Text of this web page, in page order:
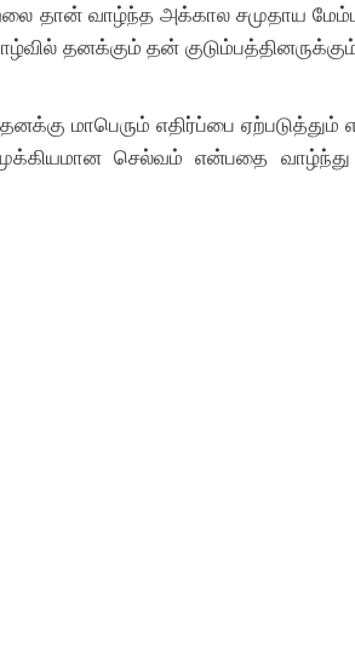
தான் வாழ்ந்த அக்கால சமுதாய
தனக்கும் தன்
மாபெரும் எதிர்ப்பை ஏற்படுத்தும்
செல்வம் என்பதை வாழ்ந்து